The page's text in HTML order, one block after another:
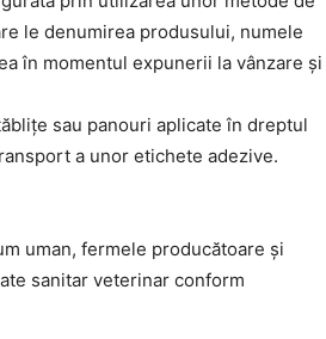
le denumirea produsului, numele
în momentul expunerii la vânzare și
sau panouri aplicate în dreptul
a unor etichete adezive.
uman, fermele producătoare și
sanitar veterinar conform